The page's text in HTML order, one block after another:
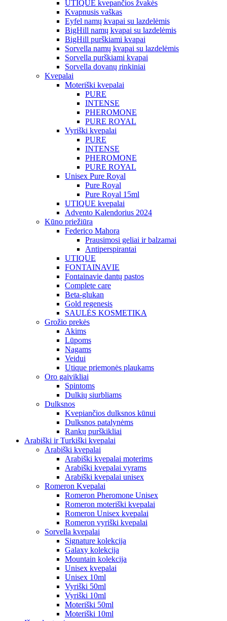
UTIQUE kvepančios žvakės
Kvapnusis vaškas
Eyfel namų kvapai su lazdelėmis
BigHill namų kvapai su lazdelėmis
BigHill purškiami kvapai
Sorvella namų kvapai su lazdelėmis
Sorvella purškiami kvapai
Sorvella dovanų rinkiniai
Kvepalai
Moteriški kvepalai
PURE
INTENSE
PHEROMONE
PURE ROYAL
Vyriški kvepalai
PURE
INTENSE
PHEROMONE
PURE ROYAL
Unisex Pure Royal
Pure Royal
Pure Royal 15ml
UTIQUE kvepalai
Advento Kalendorius 2024
Kūno priežiūra
Federico Mahora
Prausimosi geliai ir balzamai
Antiperspirantai
UTIQUE
FONTAINAVIE
Fontainavie dantų pastos
Complete care
Beta-glukan
Gold regenesis
SAULĖS KOSMETIKA
Grožio prekės
Akims
Lūpoms
Nagams
Veidui
Utique priemonės plaukams
Oro gaivikliai
Spintoms
Dulkių siurbliams
Dulksnos
Kvepiančios dulksnos kūnui
Dulksnos patalynėms
Rankų purškikliai
Arabiški ir Turkiški kvepalai
Arabiški kvepalai
Arabiški kvepalai moterims
Arabiški kvepalai vyrams
Arabiški kvepalai unisex
Romeron Kvepalai
Romeron Pheromone Unisex
Romeron moteriški kvepalai
Romeron Unisex kvepalai
Romeron vyriški kvepalai
Sorvella kvepalai
Signature kolekcija
Galaxy kolekcija
Mountain kolekcija
Unisex kvepalai
Unisex 10ml
Vyriški 50ml
Vyriški 10ml
Moteriški 50ml
Moteriški 10ml